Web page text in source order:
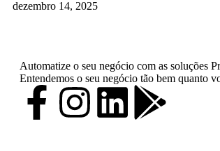
dezembro 14, 2025
Automatize o seu negócio com as soluções
Entendemos o seu negócio tão bem quanto